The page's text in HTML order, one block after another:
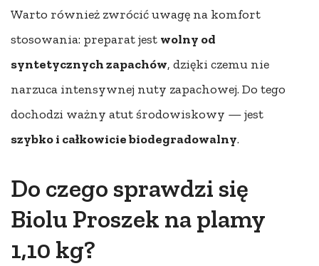
Warto również zwrócić uwagę na komfort
stosowania: preparat jest wolny od
syntetycznych zapachów, dzięki czemu nie
narzuca intensywnej nuty zapachowej. Do tego
dochodzi ważny atut środowiskowy — jest
szybko i całkowicie biodegradowalny.
Do czego sprawdzi się
Biolu Proszek na plamy
1,10 kg?